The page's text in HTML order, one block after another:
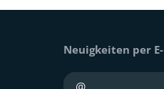
Neuigkeiten per
Ihre E-Mail